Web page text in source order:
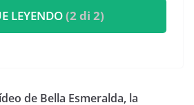
LEYENDO(2 di 2)
de Bella Esmeralda, la